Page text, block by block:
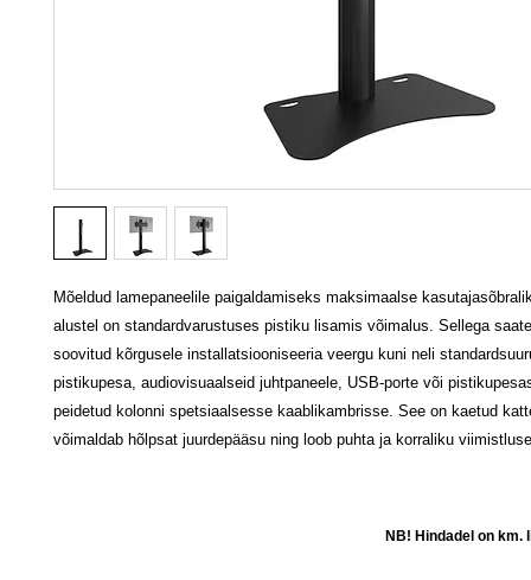
Mõeldud lamepaneelile paigaldamiseks maksimaalse
alustel on standardvarustuses pistiku lisamis võimalus. Sellega
soovitud kõrgusele installatsiooniseeria veergu kuni neli
pistikupesa, audiovisuaalseid juhtpaneele, USB-porte või
peidetud kolonni spetsiaalsesse kaablikambrisse. See on kaetud
võimaldab hõlpsat juurdepääsu ning loob puhta ja korraliku
NB! Hindadel on km.